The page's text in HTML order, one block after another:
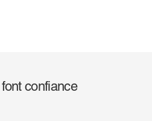
confiance